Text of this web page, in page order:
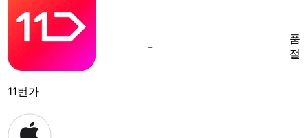
11번가
-
품
절